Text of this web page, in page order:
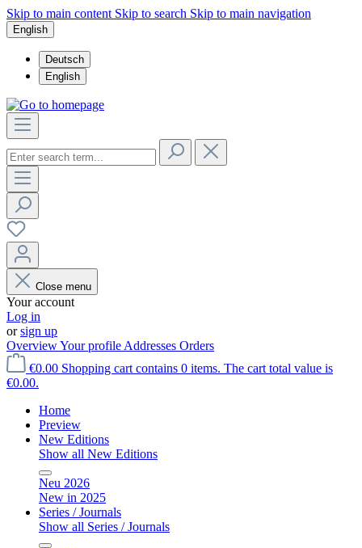
Skip to main content Skip to search Skip to main navigation
English
Deutsch
English
Close menu
Your account
Log in
orsign up
OverviewYour profile Addresses Orders
€0.00 Shopping cart contains 0 items. The cart total value is
€0.00.
Home
Preview
New Editions
Show all New Editions
Neu 2026
New in 2025
Series / Journals
Show all Series / Journals